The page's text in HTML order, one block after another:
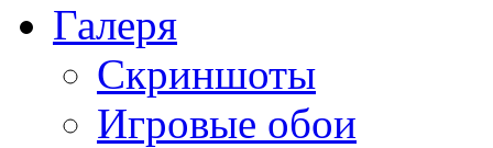
Галеря
Скриншоты
Игровые обои